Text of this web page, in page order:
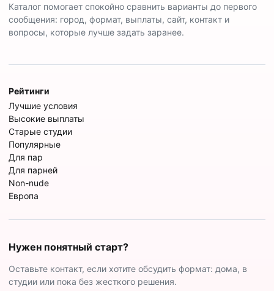
Каталог помогает спокойно сравнить варианты до первого
сообщения: город, формат, выплаты, сайт, контакт и
вопросы, которые лучше задать заранее.
Рейтинги
Лучшие условия
Высокие выплаты
Старые студии
Популярные
Для пар
Для парней
Non-nude
Европа
Нужен понятный старт?
Оставьте контакт, если хотите обсудить формат: дома, в
студии или пока без жесткого решения.